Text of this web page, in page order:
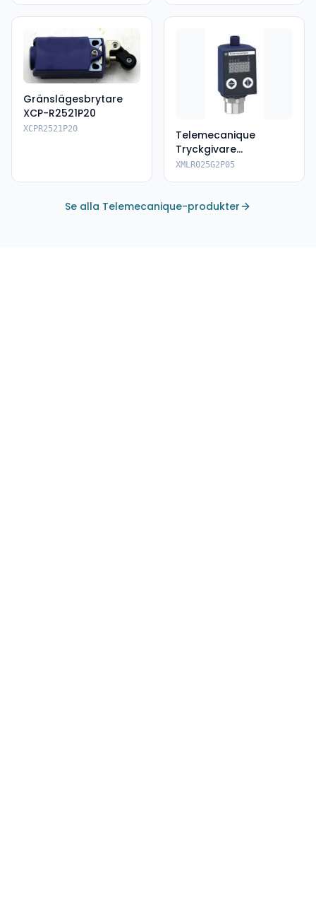
Gränslägesbrytare
XCP-R2521P20
XCPR2521P20
Telemecanique
Tryckgivare
XMLR025G2P05
XMLR025G2P05
Se alla Telemecanique-produkter